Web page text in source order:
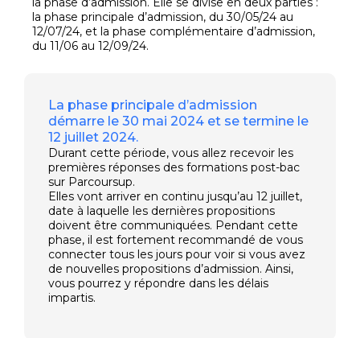
la phase principale d’admission, du 30/05/24 au
12/07/24, et la phase complémentaire d’admission,
du 11/06 au 12/09/24.
La phase principale d’admission
démarre le 30 mai 2024 et se termine le
12 juillet 2024.
Durant cette période, vous allez recevoir les
premières réponses des formations post-bac
sur Parcoursup.
Elles vont arriver en continu jusqu’au 12 juillet,
date à laquelle les dernières propositions
doivent être communiquées. Pendant cette
phase, il est fortement recommandé de vous
connecter tous les jours pour voir si vous avez
de nouvelles propositions d’admission. Ainsi,
vous pourrez y répondre dans les délais
impartis.